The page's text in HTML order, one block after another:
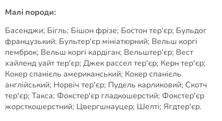
Малі породи:
Басенджи; Бігль; Бішон фрізе; Бостон тер'єр; Бульдог
французький; Бультер'єр мініатюрний; Вельш коргі
пемброк; Вельш коргі кардіган; Вельштер'єр; Вест
хайленд уайт тер'єр; Джек рассел тер'єр; Керн тер'єр;
Кокер спанієль американський; Кокер спанієль
англійський; Норвіч тер'єр; Пудель карликовий; Скотч
тер'єр; Такса; Фокстер'єр гладкошерстий; Фокстер'єр
жорсткошерстний; Цвергшнауцер; Шелті; Ягдтер'єр.